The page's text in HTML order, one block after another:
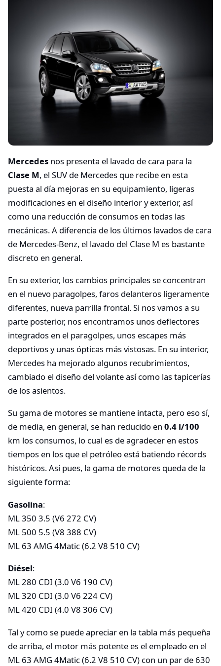
Mercedes nos presenta el lavado de cara para la
Clase M, el SUV de Mercedes que recibe en esta
puesta al día mejoras en su equipamiento, ligeras
modificaciones en el diseño interior y exterior, así
como una reducción de consumos en todas las
mecánicas. A diferencia de los últimos lavados de cara
de Mercedes-Benz, el lavado del Clase M es bastante
discreto en general.
En su exterior, los cambios principales se concentran
en el nuevo paragolpes, faros delanteros ligeramente
diferentes, nueva parrilla frontal. Si nos vamos a su
parte posterior, nos encontramos unos deflectores
integrados en el paragolpes, unos escapes más
deportivos y unas ópticas más vistosas. En su interior,
Mercedes ha mejorado algunos recubrimientos,
cambiado el diseño del volante así como las tapicerías
de los asientos.
Su gama de motores se mantiene intacta, pero eso sí,
de media, en general, se han reducido en 0.4 l/100
km los consumos, lo cual es de agradecer en estos
tiempos en los que el petróleo está batiendo récords
históricos. Así pues, la gama de motores queda de la
siguiente forma:
Gasolina:
ML 350 3.5 (V6 272 CV)
ML 500 5.5 (V8 388 CV)
ML 63 AMG 4Matic (6.2 V8 510 CV)
Diésel:
ML 280 CDI (3.0 V6 190 CV)
ML 320 CDI (3.0 V6 224 CV)
ML 420 CDI (4.0 V8 306 CV)
Tal y como se puede apreciar en la tabla más pequeña
de arriba, el motor más potente es el empleado en el
ML 63 AMG 4Matic (6.2 V8 510 CV) con un par de 630